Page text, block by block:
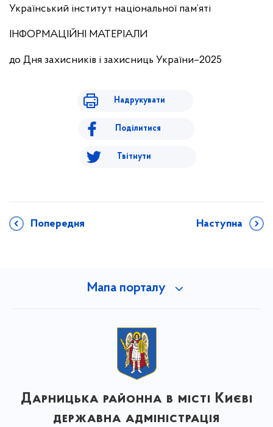
Український інститут національної пам’яті
ІНФОРМАЦІЙНІ МАТЕРІАЛИ
до Дня захисників і захисниць України–2025
Надрукувати
Поділитися
Твітнути
Попередня Наступна
Мапа порталу
Дарницька районна в місті Києві
державна адміністрація